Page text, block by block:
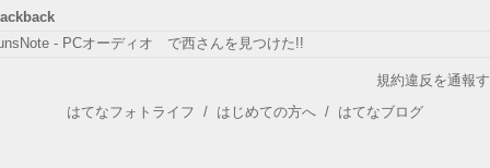
- PCオーディオ で西さんを見つけた!!
規約違反を通報
はてなフォトライフ / はじめての方へ / はてなブログ